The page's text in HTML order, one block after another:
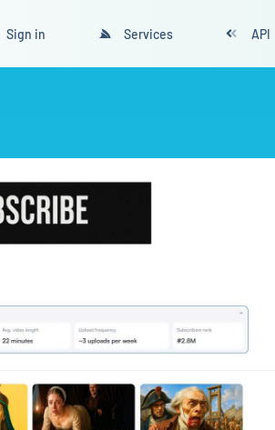
Sign in Services API